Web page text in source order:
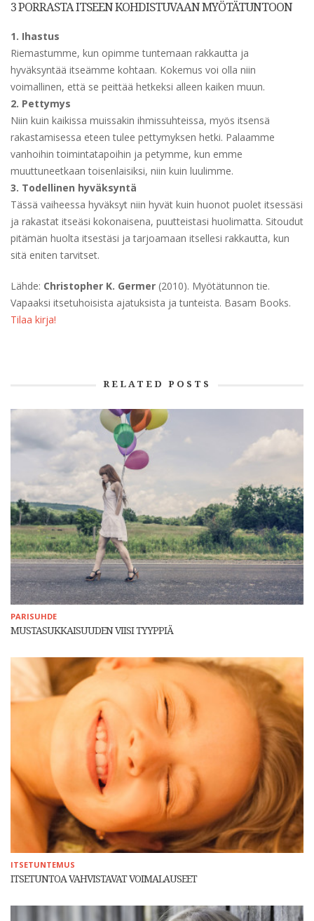
3 PORRASTA ITSEEN KOHDISTUVAAN MYÖTÄTUNTOON
1. Ihastus
Riemastumme, kun opimme tuntemaan rakkautta ja
hyväksyntää itseämme kohtaan. Kokemus voi olla niin
voimallinen, että se peittää hetkeksi alleen kaiken muun.
2. Pettymys
Niin kuin kaikissa muissakin ihmissuhteissa, myös itsensä
rakastamisessa eteen tulee pettymyksen hetki. Palaamme
vanhoihin toimintatapoihin ja petymme, kun emme
muuttuneetkaan toisenlaisiksi, niin kuin luulimme.
3. Todellinen hyväksyntä
Tässä vaiheessa hyväksyt niin hyvät kuin huonot puolet itsessäsi
ja rakastat itseäsi kokonaisena, puutteistasi huolimatta. Sitoudut
pitämän huolta itsestäsi ja tarjoamaan itsellesi rakkautta, kun
sitä eniten tarvitset.
Lähde: Christopher K. Germer (2010). Myötätunnon tie.
Vapaaksi itsetuhoisista ajatuksista ja tunteista. Basam Books.
Tilaa kirja!
RELATED POSTS
PARISUHDE
MUSTASUKKAISUUDEN VIISI TYYPPIÄ
ITSETUNTEMUS
ITSETUNTOA VAHVISTAVAT VOIMALAUSEET